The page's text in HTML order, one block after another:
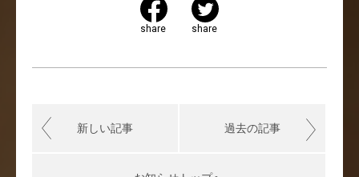
share share
新しい記事 過去の記事